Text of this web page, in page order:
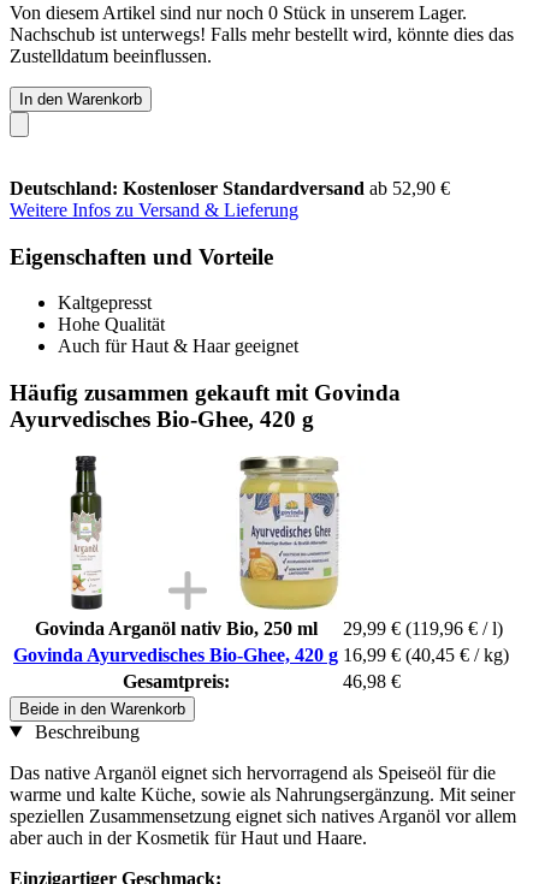
Von diesem Artikel sind nur noch 0 Stück in unserem Lager.
Nachschub ist unterwegs! Falls mehr bestellt wird, könnte dies das
Zustelldatum beeinflussen.
In den Warenkorb
Deutschland: Kostenloser Standardversand ab 52,90 €
Weitere Infos zu Versand & Lieferung
Eigenschaften und Vorteile
Kaltgepresst
Hohe Qualität
Auch für Haut & Haar geeignet
Häufig zusammen gekauft mit Govinda
Ayurvedisches Bio-Ghee, 420 g
Govinda Arganöl nativ Bio, 250 ml 29,99 € (119,96 € / l)
Govinda Ayurvedisches Bio-Ghee, 420 g 16,99 € (40,45 € / kg)
Gesamtpreis:
46,98 €
Beide in den Warenkorb
Beschreibung
Das native Arganöl eignet sich hervorragend als Speiseöl für die
warme und kalte Küche, sowie als Nahrungsergänzung. Mit seiner
speziellen Zusammensetzung eignet sich natives Arganöl vor allem
aber auch in der Kosmetik für Haut und Haare.
Einzigartiger Geschmack: